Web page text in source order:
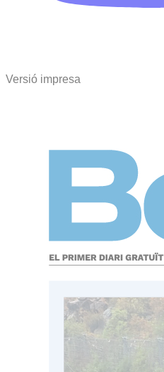
Versió impresa